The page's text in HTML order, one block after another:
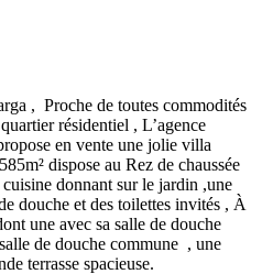
, Proche de toutes commodités
résidentiel , L’agence
en vente une jolie villa
dispose au Rez de chaussée
donnant sur le jardin ,une
douche et des toilettes invités , À
une avec sa salle de douche
de douche commune , une
terrasse spacieuse.